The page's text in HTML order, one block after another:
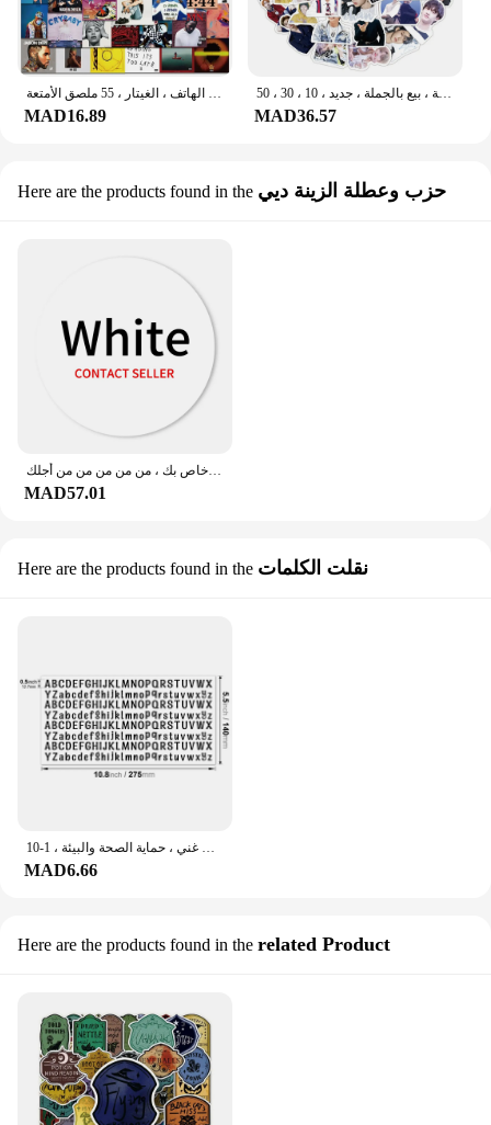
MAD16.89
ملصق فرقة رجالي كوري مقاوم للماء ، باد جرافيتي ، دفتر ملاحظات ، جيتار ، لوح تزلج ، شخصية ، عصرية ، بيع بالجملة ، جديد ، 10 ، 30 ، 50
MAD36.57
Here are the products found in the حزب وعطلة الزينة ديي
MAD57.01
Here are the products found in the نقلت الكلمات
MAD6.66
Here are the products found in the related Product